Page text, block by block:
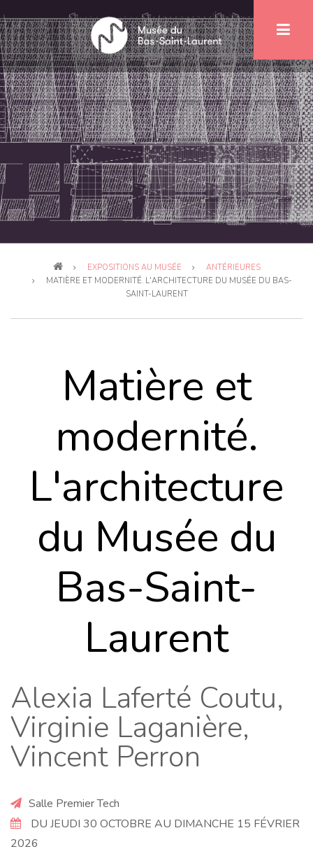
au
contenu
principal
d'ArianeEXPOSITIONS AU MUSÉE
ANTÉRIEURES
MATIÈRE ET MODERNITÉ. L'ARCHITECTURE DU MUSÉE DU BAS-
SAINT-LAURENT
Matière et
modernité.
L'architecture
du Musée du
Bas-Saint-
Laurent
Alexia Laferté Coutu,
Virginie Laganière,
Vincent Perron
Salle Premier Tech
DU JEUDI 30 OCTOBRE AU DIMANCHE 15 FÉVRIER
2026